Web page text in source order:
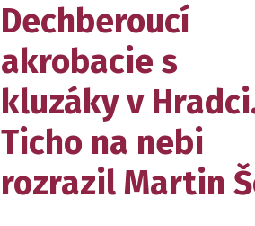
Dechberoucí
akrobacie s
kluzáky v
Ticho na nebi
rozrazil Martin